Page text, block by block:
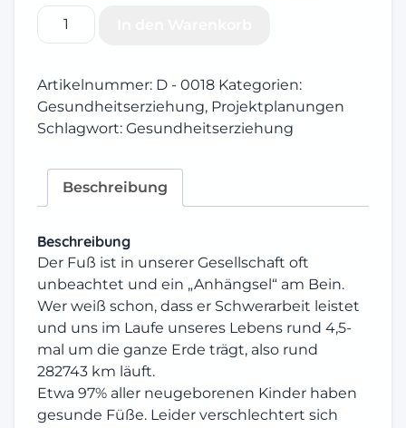
Gesunde
Füße
Artikelnummer: D - 0018 Kategorien:
Gesundheitserziehung, Projektplanungen
Schlagwort: Gesundheitserziehung
Beschreibung
Beschreibung
Der Fuß ist in unserer Gesellschaft oft
unbeachtet und ein „Anhängsel“ am Bein.
Wer weiß schon, dass er Schwerarbeit leistet
und uns im Laufe unseres Lebens rund 4,5-
mal um die ganze Erde trägt, also rund
282743 km läuft.
Etwa 97% aller neugeborenen Kinder haben
gesunde Füße. Leider verschlechtert sich